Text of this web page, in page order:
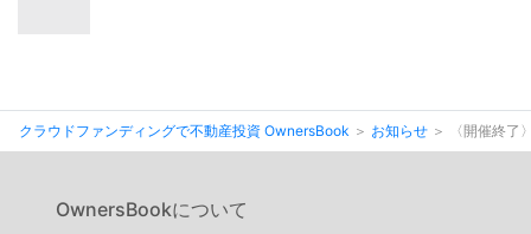
クラウドファンディングで不動産投資 OwnersBook お知らせ 〈開催終
OwnersBookについて